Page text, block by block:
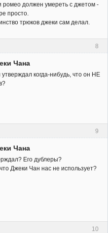
ромео должен умереть с джетом -
просто.
трюков джеки сам делал.
8
Чана
когда-нибудь, что он НЕ
9
Чана
Его дублеры?
Джеки Чан нас не использует?
10